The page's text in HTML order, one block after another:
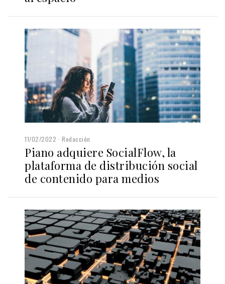
11/02/2022 Redacción
Piano adquiere SocialFlow, la
plataforma de distribución social
de contenido para medios